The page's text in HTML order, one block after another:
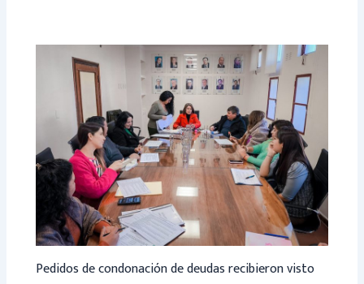
Pedidos de condonación de deudas recibieron visto